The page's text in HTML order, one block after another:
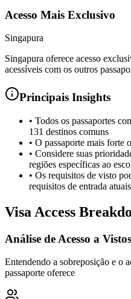
Acesso Mais Exclusivo
Singapura
Singapura oferece acesso
acessíveis com os outros
Principais Insights
• Todos os passaportes
131 destinos comuns
• O passaporte mais forte
• Considere suas
regiões específicas ao
• Os requisitos de visto
requisitos de entrada
Visa Access
Análise de Acesso a Vistos
Entendendo a sobreposição e o
passaporte oferece